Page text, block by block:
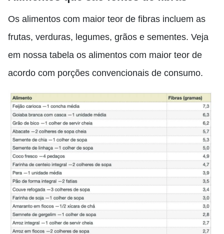
Os alimentos com maior teor de fibras incluem as
frutas, verduras, legumes, grãos e sementes. Veja
em nossa tabela os alimentos com maior teor de
acordo com porções convencionais de consumo.